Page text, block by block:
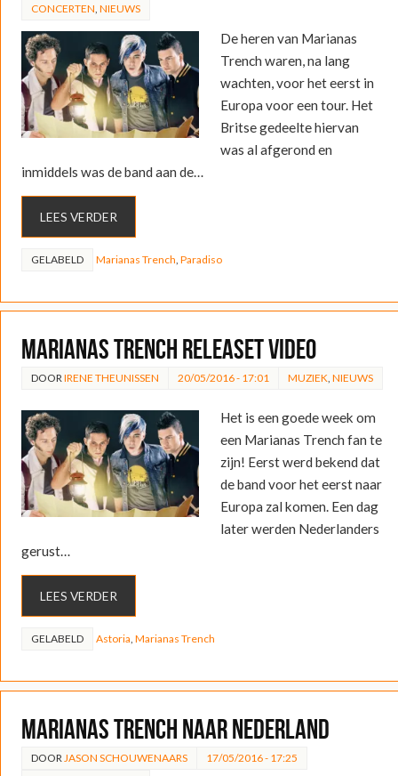
CONCERTEN NIEUWS
De heren van Marianas
Trench waren, na lang
wachten, voor het eerst in
Europa voor een tour. Het
Britse gedeelte hiervan
was al afgerond en
inmiddels was de band aan de…
LEES VERDER
GELABELD Marianas Trench Paradiso
Marianas Trench releaset video
DOOR IRENE THEUNISSEN 20/05/2016 - 17:01 MUZIEK NIEUWS
Het is een goede week om
een Marianas Trench fan te
zijn! Eerst werd bekend dat
de band voor het eerst naar
Europa zal komen. Een dag
later werden Nederlanders
gerust…
LEES VERDER
GELABELD Astoria Marianas Trench
Marianas Trench naar Nederland
DOOR JASON SCHOUWENAARS
17/05/2016 - 17:25